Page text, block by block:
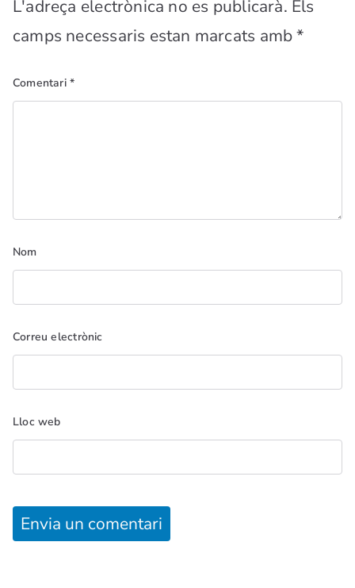
L'adreça electrònica no es publicarà. Els
camps necessaris estan marcats amb*
Comentari*
Nom
Correu electrònic
Lloc web